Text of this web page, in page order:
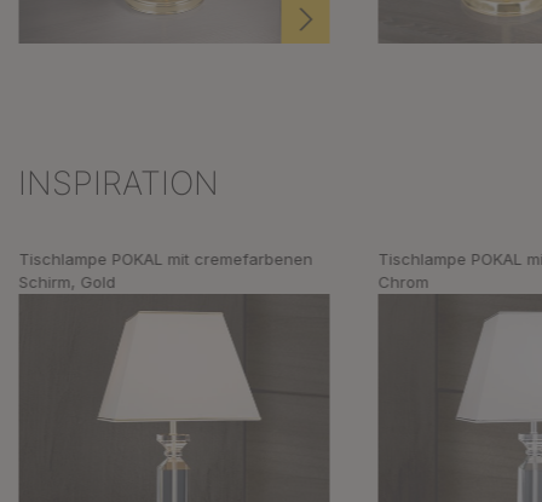
Produktgalerie überspringen
INSPIRATION
Tischlampe POKAL mit cremefarbenen
Schirm, Gold
Tischlampe POKAL
Chrom